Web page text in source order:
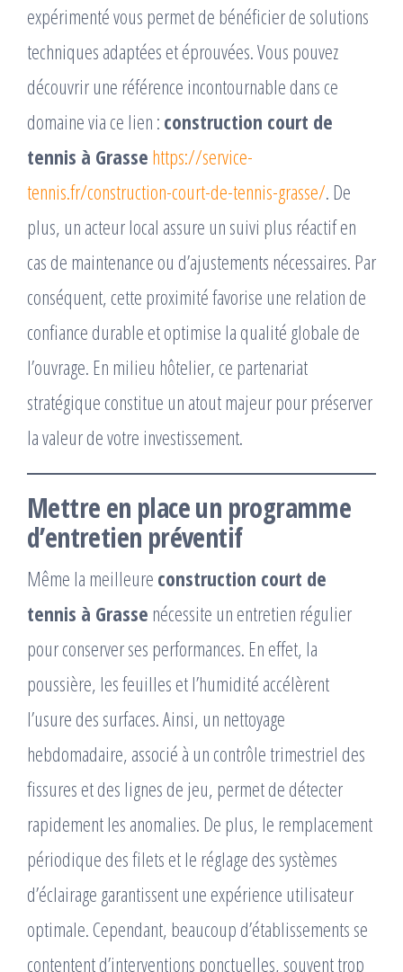
expérimenté vous permet de bénéficier de solutions
techniques adaptées et éprouvées. Vous pouvez
découvrir une référence incontournable dans ce
domaine via ce lien : construction court de
tennis à Grasse https://service-
tennis.fr/construction-court-de-tennis-grasse/. De
plus, un acteur local assure un suivi plus réactif en
cas de maintenance ou d’ajustements nécessaires. Par
conséquent, cette proximité favorise une relation de
confiance durable et optimise la qualité globale de
l’ouvrage. En milieu hôtelier, ce partenariat
stratégique constitue un atout majeur pour préserver
la valeur de votre investissement.
Mettre en place un programme
d’entretien préventif
Même la meilleure construction court de
tennis à Grasse nécessite un entretien régulier
pour conserver ses performances. En effet, la
poussière, les feuilles et l’humidité accélèrent
l’usure des surfaces. Ainsi, un nettoyage
hebdomadaire, associé à un contrôle trimestriel des
fissures et des lignes de jeu, permet de détecter
rapidement les anomalies. De plus, le remplacement
périodique des filets et le réglage des systèmes
d’éclairage garantissent une expérience utilisateur
optimale. Cependant, beaucoup d’établissements se
contentent d’interventions ponctuelles, souvent trop